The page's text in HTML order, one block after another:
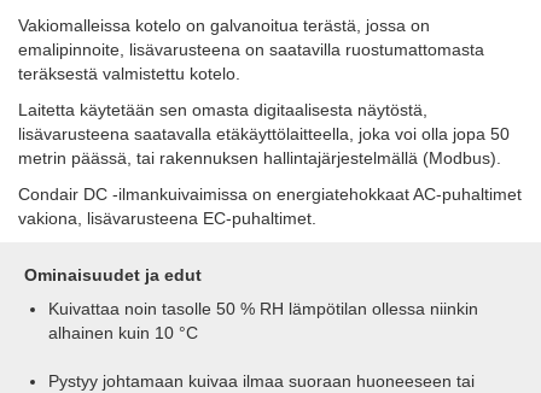
Vakiomalleissa kotelo on galvanoitua terästä, jossa on
emalipinnoite, lisävarusteena on saatavilla ruostumattomasta
teräksestä valmistettu kotelo.
Laitetta käytetään sen omasta digitaalisesta näytöstä,
lisävarusteena saatavalla etäkäyttölaitteella, joka voi olla jopa 50
metrin päässä, tai rakennuksen hallintajärjestelmällä (Modbus).
Condair DC -ilmankuivaimissa on energiatehokkaat AC-puhaltimet
vakiona, lisävarusteena EC-puhaltimet.
Ominaisuudet ja edut
Kuivattaa noin tasolle 50 % RH lämpötilan ollessa niinkin
alhainen kuin 10 °C
Pystyy johtamaan kuivaa ilmaa suoraan huoneeseen tai